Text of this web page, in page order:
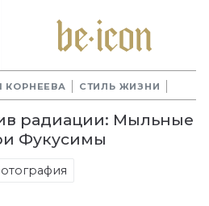
КОРНЕЕВА СТИЛЬ ЖИЗНИ
радиации: Мыльные
Фукусимы